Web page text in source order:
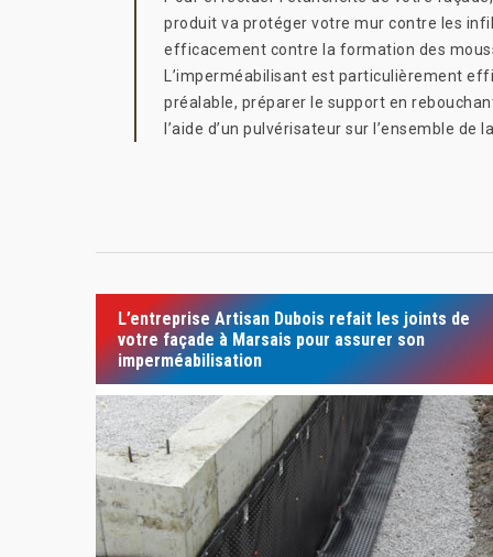
produit va protéger votre mur contre les
efficacement contre la formation des
L’imperméabilisant est particulièrement
préalable, préparer le support en
l’aide d’un pulvérisateur sur l’ensemble
L’entreprise Artisan Dubois refait les joints de
votre façade à Marsais pour assurer son
imperméabilisation